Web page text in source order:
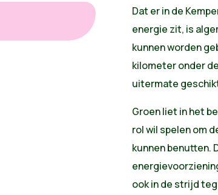
Dat er in de
energie zit, is
kunnen worden
kilometer onder
uitermate
Groen liet in het
rol wil spelen om
kunnen benutten.
ook in de strijd